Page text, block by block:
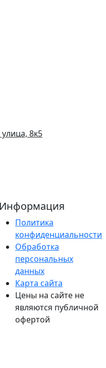
8к5
Информация
Политика
конфиденциальности
Обработка
персональных
данных
Карта сайта
Цены на сайте не
являются публичной
офертой